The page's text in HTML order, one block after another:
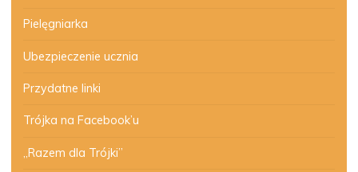
Pielęgniarka
Ubezpieczenie ucznia
Przydatne linki
Trójka na Facebook’u
„Razem dla Trójki”